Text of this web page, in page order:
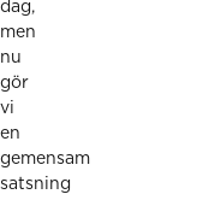
dag,
men
nu
gör
vi
en
gemensam
satsning